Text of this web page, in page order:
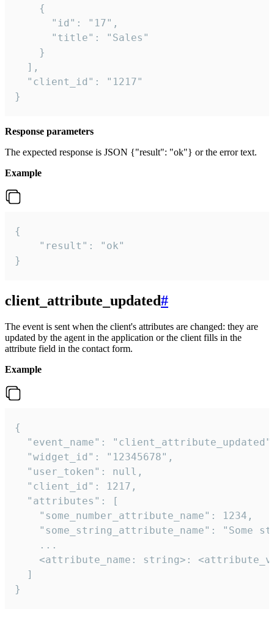
    {
      "id": "17",
      "title": "Sales"
    }
  ],
  "client_id": "1217"
}
Response parameters
The expected response is JSON {"result": "ok"} or the error text.
Example
{
    "result": "ok"
}
client_attribute_updated#
The event is sent when the client's attributes are changed: they are
updated by the agent in the application or the client fills in the
attribute field in the contact form.
Example
{
"event_name":
  "widget_id": "12345678",
  "user_token": null,
  "client_id": 1217,
  "attributes": [
    "some_number_attribute_name": 1234,
"some_string_attribute_name": "Some
    ...
<attribute_name: string>:
  ]
}